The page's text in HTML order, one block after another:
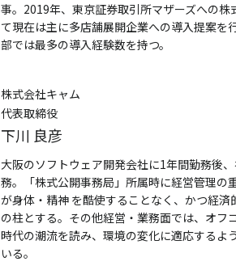
事。2019年、東京証券取引所マザーズへの
て現在は主に多店舗展開企業への導入提案を
部では最多の導入経験数を持つ。
株式会社キャム
代表取締役
下川 良彦
大阪のソフトウェア開発会社に1年間勤務後
務。「株式公開事務局」所属時に経営管理の
が身体・精神 を酷使することなく、かつ経
の柱とする。その他経営・業務面では、オ
時代の潮流を読み、環境の変化に適応するよ
いる。